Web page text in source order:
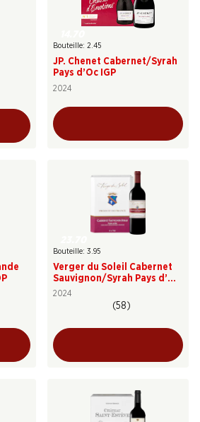
Bouteille: 2.45
JP. Chenet Cabernet/Syrah
Pays d’Oc IGP
2024
Bouteille: 3.95
Verger du Soleil Cabernet
Sauvignon/Syrah Pays d’Oc
IGP
2024
(58)